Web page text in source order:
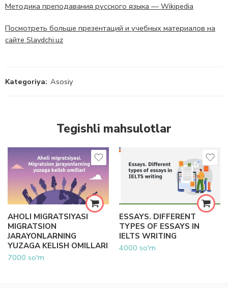
Методика преподавания русского языка — Wikipedia
Посмотреть больше презентаций и учебных материалов на
сайте Slaydchi.uz
Kategoriya: Asosiy
Tegishli mahsulotlar
AHOLI MIGRATSIYASI
MIGRATSION
JARAYONLARNING
YUZAGA KELISH OMILLARI
7000 so'm
ESSAYS. DIFFERENT
TYPES OF ESSAYS IN
IELTS WRITING
4000 so'm